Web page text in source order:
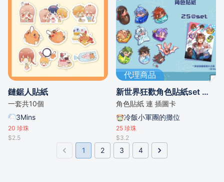
鏈鋸人貼紙
一套共10個
3Mins
20 珍珠
$2.5
代理商品
新世界狂歡角色貼紙set 連插圖明信片
角色貼紙 連 插圖卡
冷飯小軍團的攤位
25 珍珠
$3.2
1 2 3 4